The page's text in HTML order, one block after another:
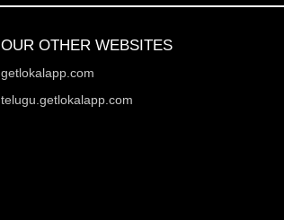
OUR OTHER WEBSITES
getlokalapp.com
telugu.getlokalapp.com